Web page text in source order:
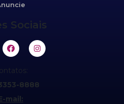
Sociais
8888
mail: